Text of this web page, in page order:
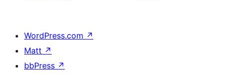
WordPress.com ↗
Matt ↗
bbPress ↗